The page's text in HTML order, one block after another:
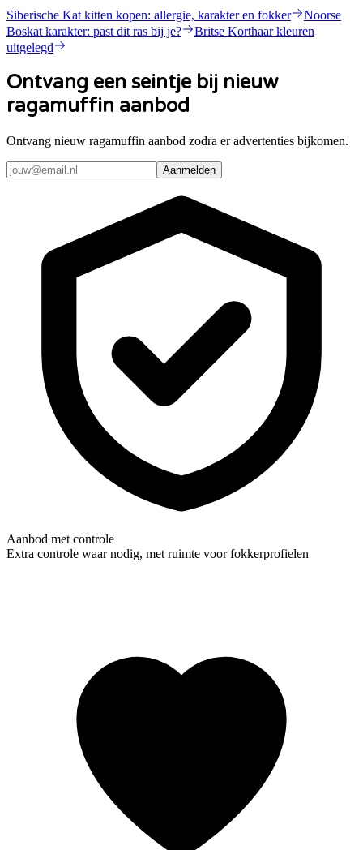
Siberische Kat kitten kopen: allergie, karakter en fokker
Noorse
Boskat karakter: past dit ras bij je?
Britse Korthaar kleuren
uitgelegd
Ontvang een seintje bij nieuw
ragamuffin aanbod
Ontvang nieuw ragamuffin aanbod zodra er advertenties bijkomen.
Aanmelden
Aanbod met controle
Extra controle waar nodig, met ruimte voor fokkerprofielen